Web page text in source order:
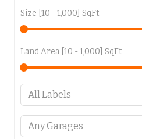
Size [ 10 - 1,000 ] SqFt
Land Area [ 10 - 1,000 ] SqFt